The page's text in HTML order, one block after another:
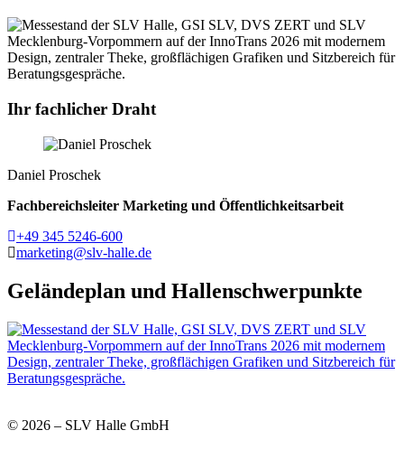
Ihr fachlicher Draht
Daniel Proschek
Fachbereichsleiter Marketing und Öffentlichkeitsarbeit
Telefon
+49 345 5246-600
Fax
marketing@slv-halle.de
Geländeplan und Hallenschwerpunkte
© 2026 – SLV Halle GmbH